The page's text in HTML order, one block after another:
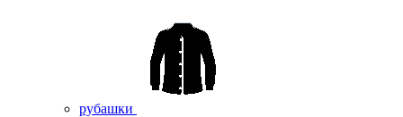
рубашки